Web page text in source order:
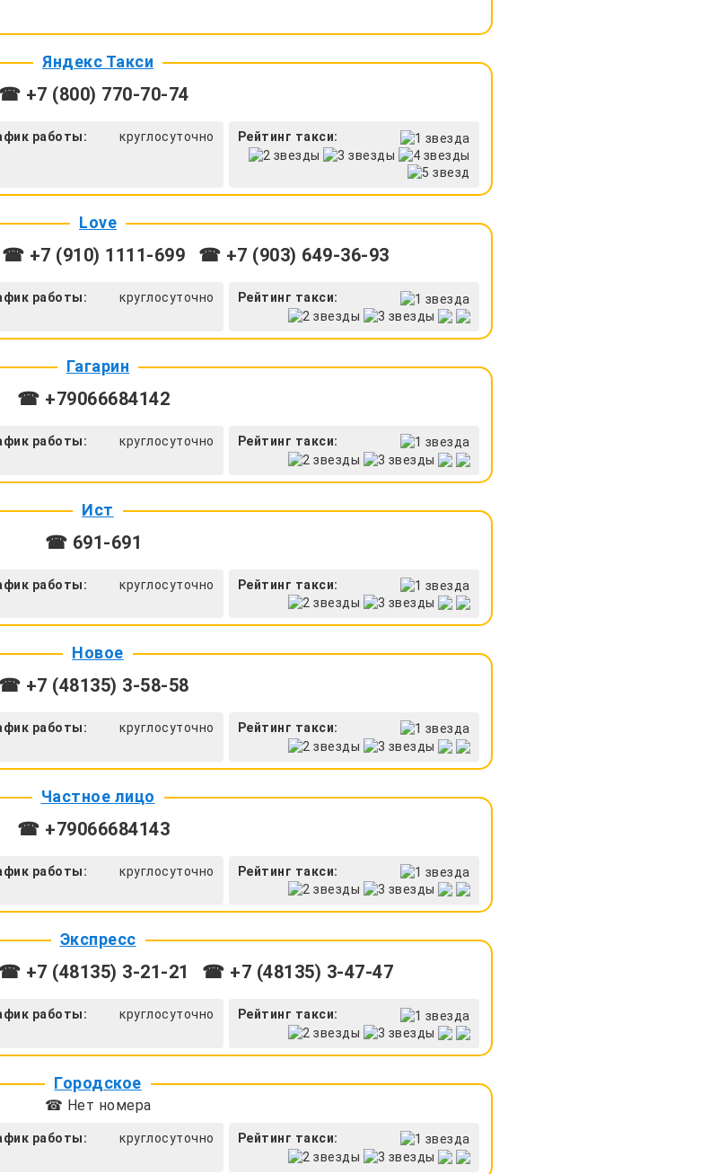
Яндекс Такси
☎ +7 (800) 770-70-74
работы: круглосуточно Рейтинг такси:
Love
☎ +7 (910) 1111-699 ☎ +7 (903) 649-36-93
работы: круглосуточно Рейтинг такси:
Гагарин
☎ +79066684142
работы: круглосуточно Рейтинг такси:
Ист
☎ 691-691
работы: круглосуточно Рейтинг такси:
Новое
☎ +7 (48135) 3-58-58
работы: круглосуточно Рейтинг такси:
Частное лицо
☎ +79066684143
работы: круглосуточно Рейтинг такси:
Экспресс
☎ +7 (48135) 3-21-21 ☎ +7 (48135) 3-47-47
работы: круглосуточно Рейтинг такси:
Городское
☎ Нет номера
работы: круглосуточно Рейтинг такси: